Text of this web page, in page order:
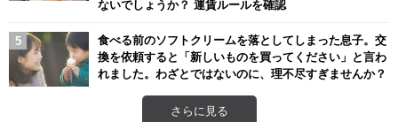
ないでしょうか？ 運賃ルールを確認
食べる前のソフトクリームを落としてしまった息子。交
換を依頼すると「新しいものを買ってください」と言わ
れました。わざとではないのに、理不尽すぎませんか？
さらに見る